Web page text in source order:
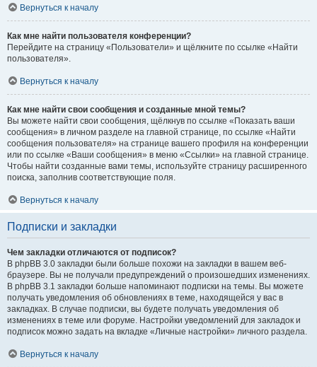
Вернуться к началу
Как мне найти пользователя конференции?
Перейдите на страницу «Пользователи» и щёлкните по ссылке «Найти
пользователя».
Вернуться к началу
Как мне найти свои сообщения и созданные мной темы?
Вы можете найти свои сообщения, щёлкнув по ссылке «Показать ваши
сообщения» в личном разделе на главной странице, по ссылке «Найти
сообщения пользователя» на странице вашего профиля на конференции
или по ссылке «Ваши сообщения» в меню «Ссылки» на главной странице.
Чтобы найти созданные вами темы, используйте страницу расширенного
поиска, заполнив соответствующие поля.
Вернуться к началу
Подписки и закладки
Чем закладки отличаются от подписок?
В phpBB 3.0 закладки были больше похожи на закладки в вашем веб-
браузере. Вы не получали предупреждений о произошедших изменениях.
В phpBB 3.1 закладки больше напоминают подписки на темы. Вы можете
получать уведомления об обновлениях в теме, находящейся у вас в
закладках. В случае подписки, вы будете получать уведомления об
изменениях в теме или форуме. Настройки уведомлений для закладок и
подписок можно задать на вкладке «Личные настройки» личного раздела.
Вернуться к началу